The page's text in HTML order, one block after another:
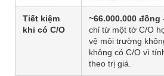
Tiết kiệm
khi có C/O
~66.000.000 đồng
chỉ từ một tờ C/O
vệ môi trường
không có C/O vì
theo trị giá.